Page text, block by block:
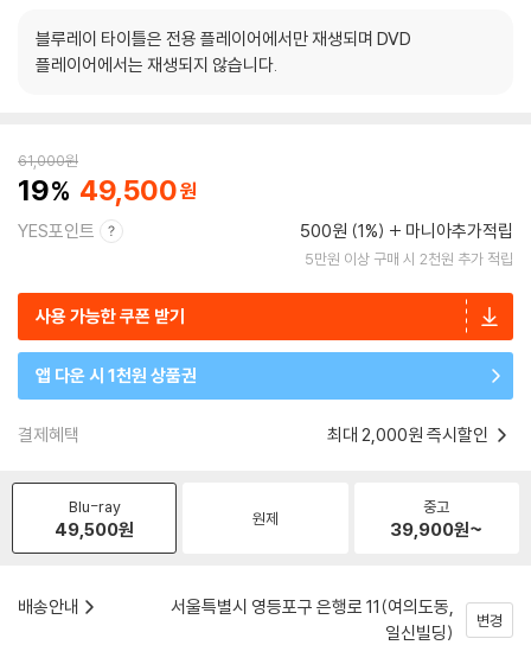
블루레이 타이틀은 전용 플레이어에서만 재생되며 DVD
플레이어에서는 재생되지 않습니다.
61,000원
19 49,500
YES포인트 500원 (1%) 마니아추가적립
5만원 이상 구매 시 2천원 추가 적립
사용 가능한 쿠폰 받기
앱 다운 시 1천원 상품권
결제혜택 최대 2,000원 즉시할인
Blu-ray
49,500원 원제
중고
39,900원~
배송안내
서울특별시 영등포구 은행로 11(여의도동,
일신빌딩)
변경